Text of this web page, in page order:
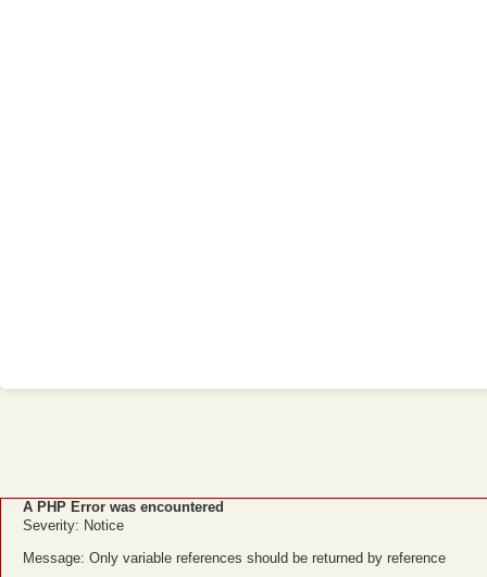
A PHP Error was encountered
Severity: Notice
Message: Only variable references should be returned by reference